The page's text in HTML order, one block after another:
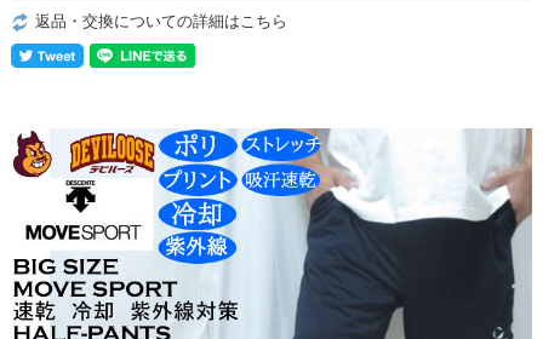
返品・交換についての詳細はこちら